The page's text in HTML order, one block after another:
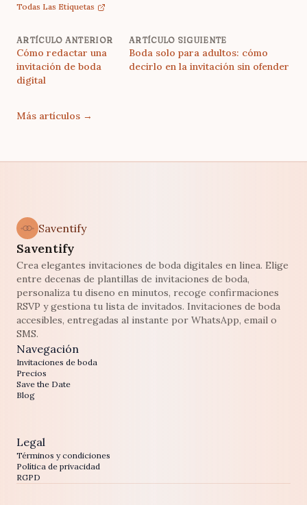
Todas Las Etiquetas
ARTÍCULO ANTERIOR
Cómo redactar una
invitación de boda
digital
ARTÍCULO SIGUIENTE
Boda solo para adultos: cómo
decirlo en la invitación sin ofender
Más artículos →
Saventify
Saventify
Crea elegantes invitaciones de boda digitales en linea. Elige
entre decenas de plantillas de invitaciones de boda,
personaliza tu diseno en minutos, recoge confirmaciones
RSVP y gestiona tu lista de invitados. Invitaciones de boda
accesibles, entregadas al instante por WhatsApp, email o
SMS.
Navegación
Invitaciones de boda
Precios
Save the Date
Blog
Legal
Términos y condiciones
Política de privacidad
RGPD